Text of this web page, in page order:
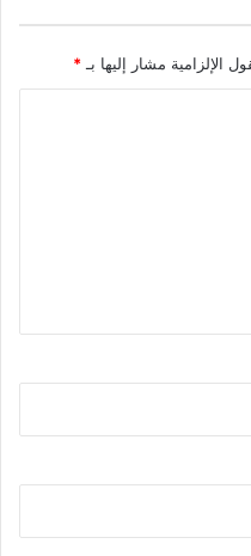
الإلزامية مشار إليها بـ *